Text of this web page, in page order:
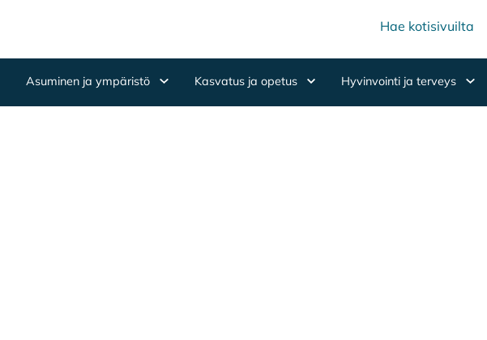
Hae kotisivuilta
Asuminen ja ympäristö Kasvatus ja opetus Hyvinvointi ja terveys